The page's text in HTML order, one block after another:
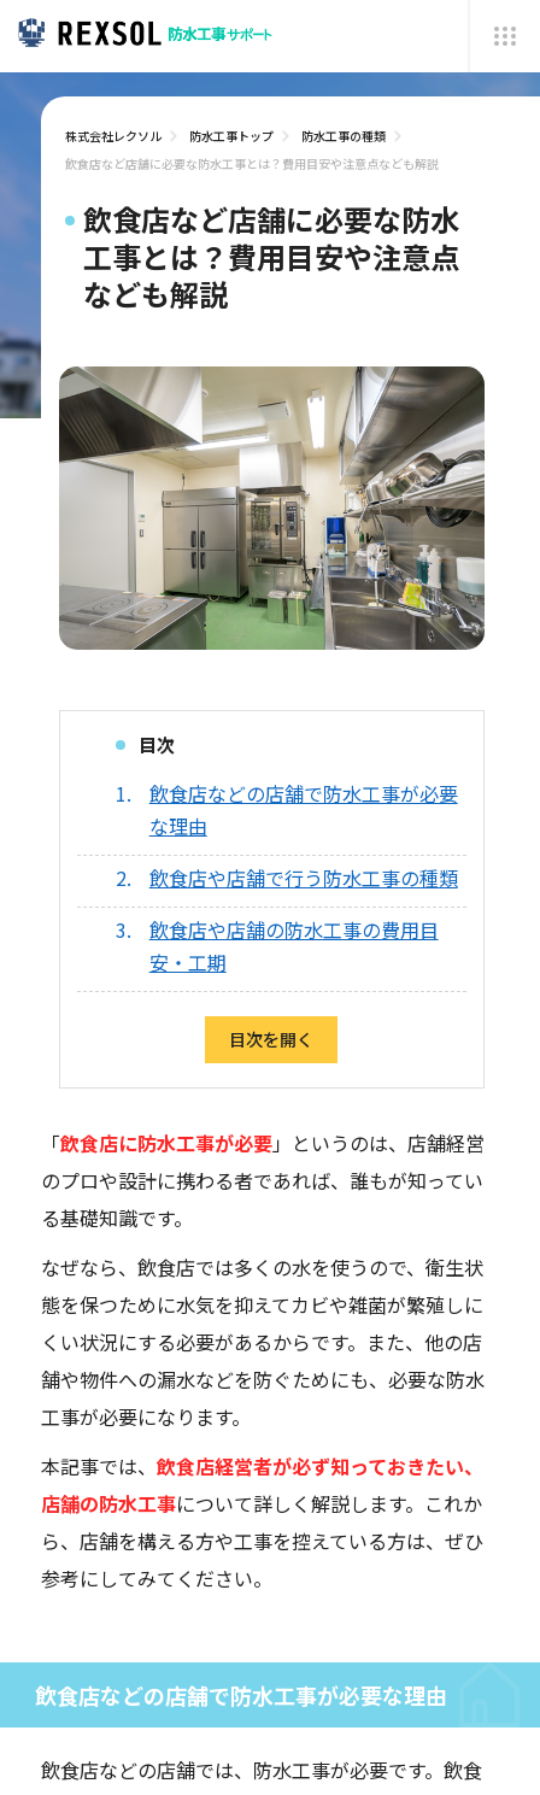
株式会社レクソル 防水工事トップ
防水工事の種類
飲食店など店舗に必要な防水工事とは？費用目安や注意点なども解説
飲食店など店舗に必要な防水
工事とは？費用目安や注意点
なども解説
目次
飲食店などの店舗で防水工事が必要
な理由
飲食店や店舗で行う防水工事の種類
飲食店や店舗の防水工事の費用目
安・工期
目次を開く
「飲食店に防水工事が必要」というのは、店舗経営
のプロや設計に携わる者であれば、誰もが知ってい
る基礎知識です。
なぜなら、飲食店では多くの水を使うので、衛生状
態を保つために水気を抑えてカビや雑菌が繁殖しに
くい状況にする必要があるからです。また、他の店
舗や物件への漏水などを防ぐためにも、必要な防水
工事が必要になります。
本記事では、飲食店経営者が必ず知っておきたい、
店舗の防水工事について詳しく解説します。これか
ら、店舗を構える方や工事を控えている方は、ぜひ
参考にしてみてください。
飲食店などの店舗で防水工事が必要な理由
飲食店などの店舗では、防水工事が必要です。飲食